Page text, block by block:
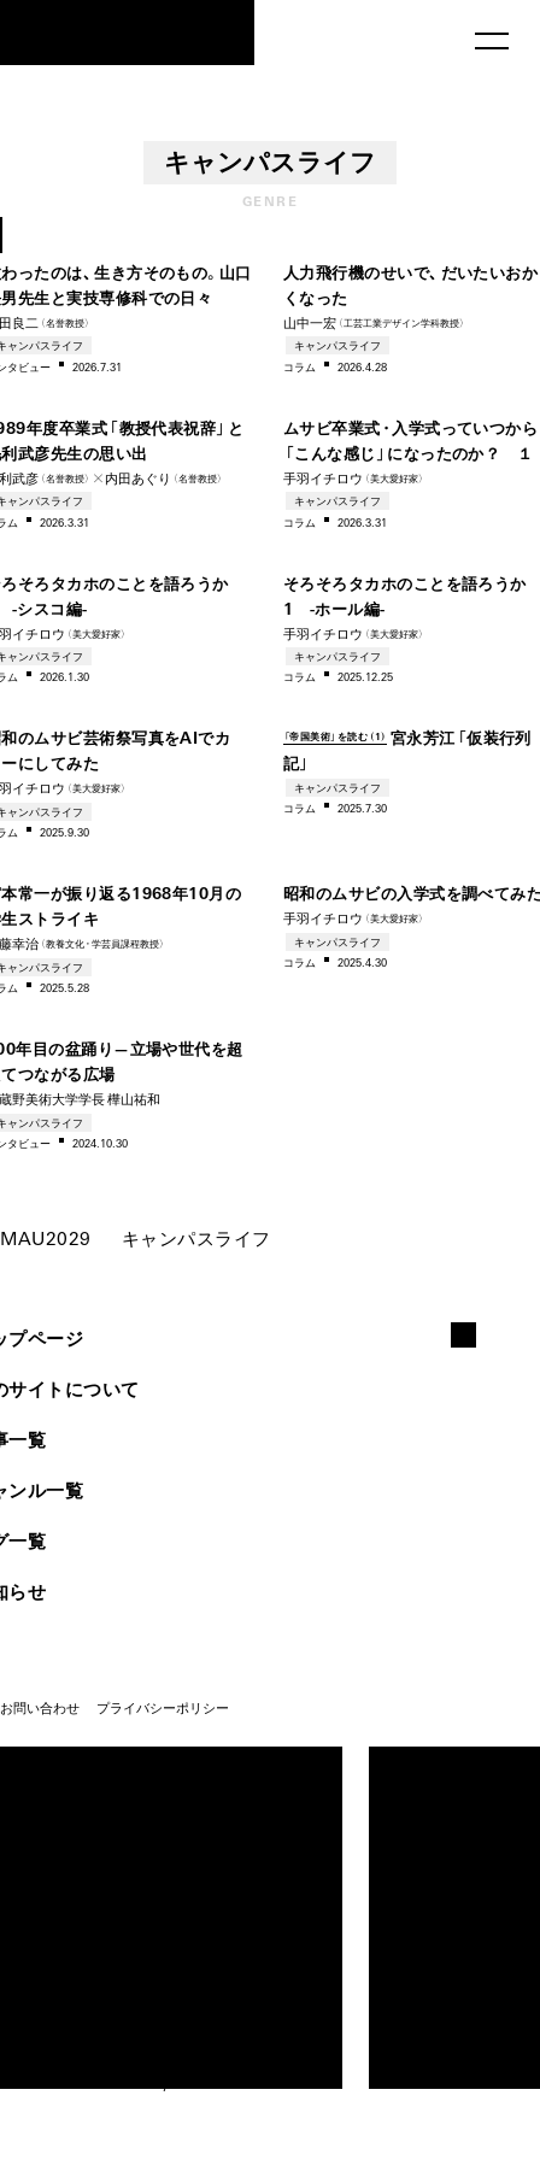
キャンパスライフ
GENRE
ったのは、生き方そのもの。山口
先生と実技専修科での日々
良二 （名誉教授）
ャンパスライフ
タビ ュー 2026.7.31
人力飛行機のせいで、だいたいお
くなった
山中一宏 （工芸工業デザイン学科教授）
キャンパスライフ
コラム
2026.4.28
年度卒業式「教授代表祝辞」と
武彦先生の思い出
武彦 （名誉教授） ✕内田あぐり （名誉教授）
ャンパスライフ
ム
2026.3.31
ムサビ卒業式・入学式っていつから
「こんな感じ」になったのか？ １
手羽イチロウ （美大愛好家）
キャンパスライフ
コラム
2026.3.31
そろタカホのことを語ろうか
シスコ編-
イチロウ （美大愛好家）
ャンパスライフ
ム
2026.1.30
そろそろタカホのことを語ろうか
1 -ホール編-
手羽イチロウ （美大愛好家）
キャンパスライフ
コラム
2025.12.25
のムサビ芸術祭写真をAIでカ
にしてみた
イチロウ （美大愛好家）
ャンパスライフ
ム
2025.9.30
「帝国美術」を読む（1）
宮永芳江「仮装行列
記」
キャンパスライフ
コラム
2025.7.30
常一が振り返る1968年10月の
ストライキ
幸治 （教養文化・ 学芸員課程教授）
ャンパスライフ
ム
2025.5.28
昭和のムサビの入学式を調べてみ
手羽イチロウ （美大愛好家）
キャンパスライフ
コラム
2025.4.30
年目の盆踊り—立場や世代を超
つながる広場
野美術大学学長 樺山祐和
ャンパスライフ
タビ ュー 2024.10.30
MAU2029 キャンパスライフ
プページ
サイトについて
一覧
ンル一覧
一覧
らせ
お問い合わせ プライバシーポリシー